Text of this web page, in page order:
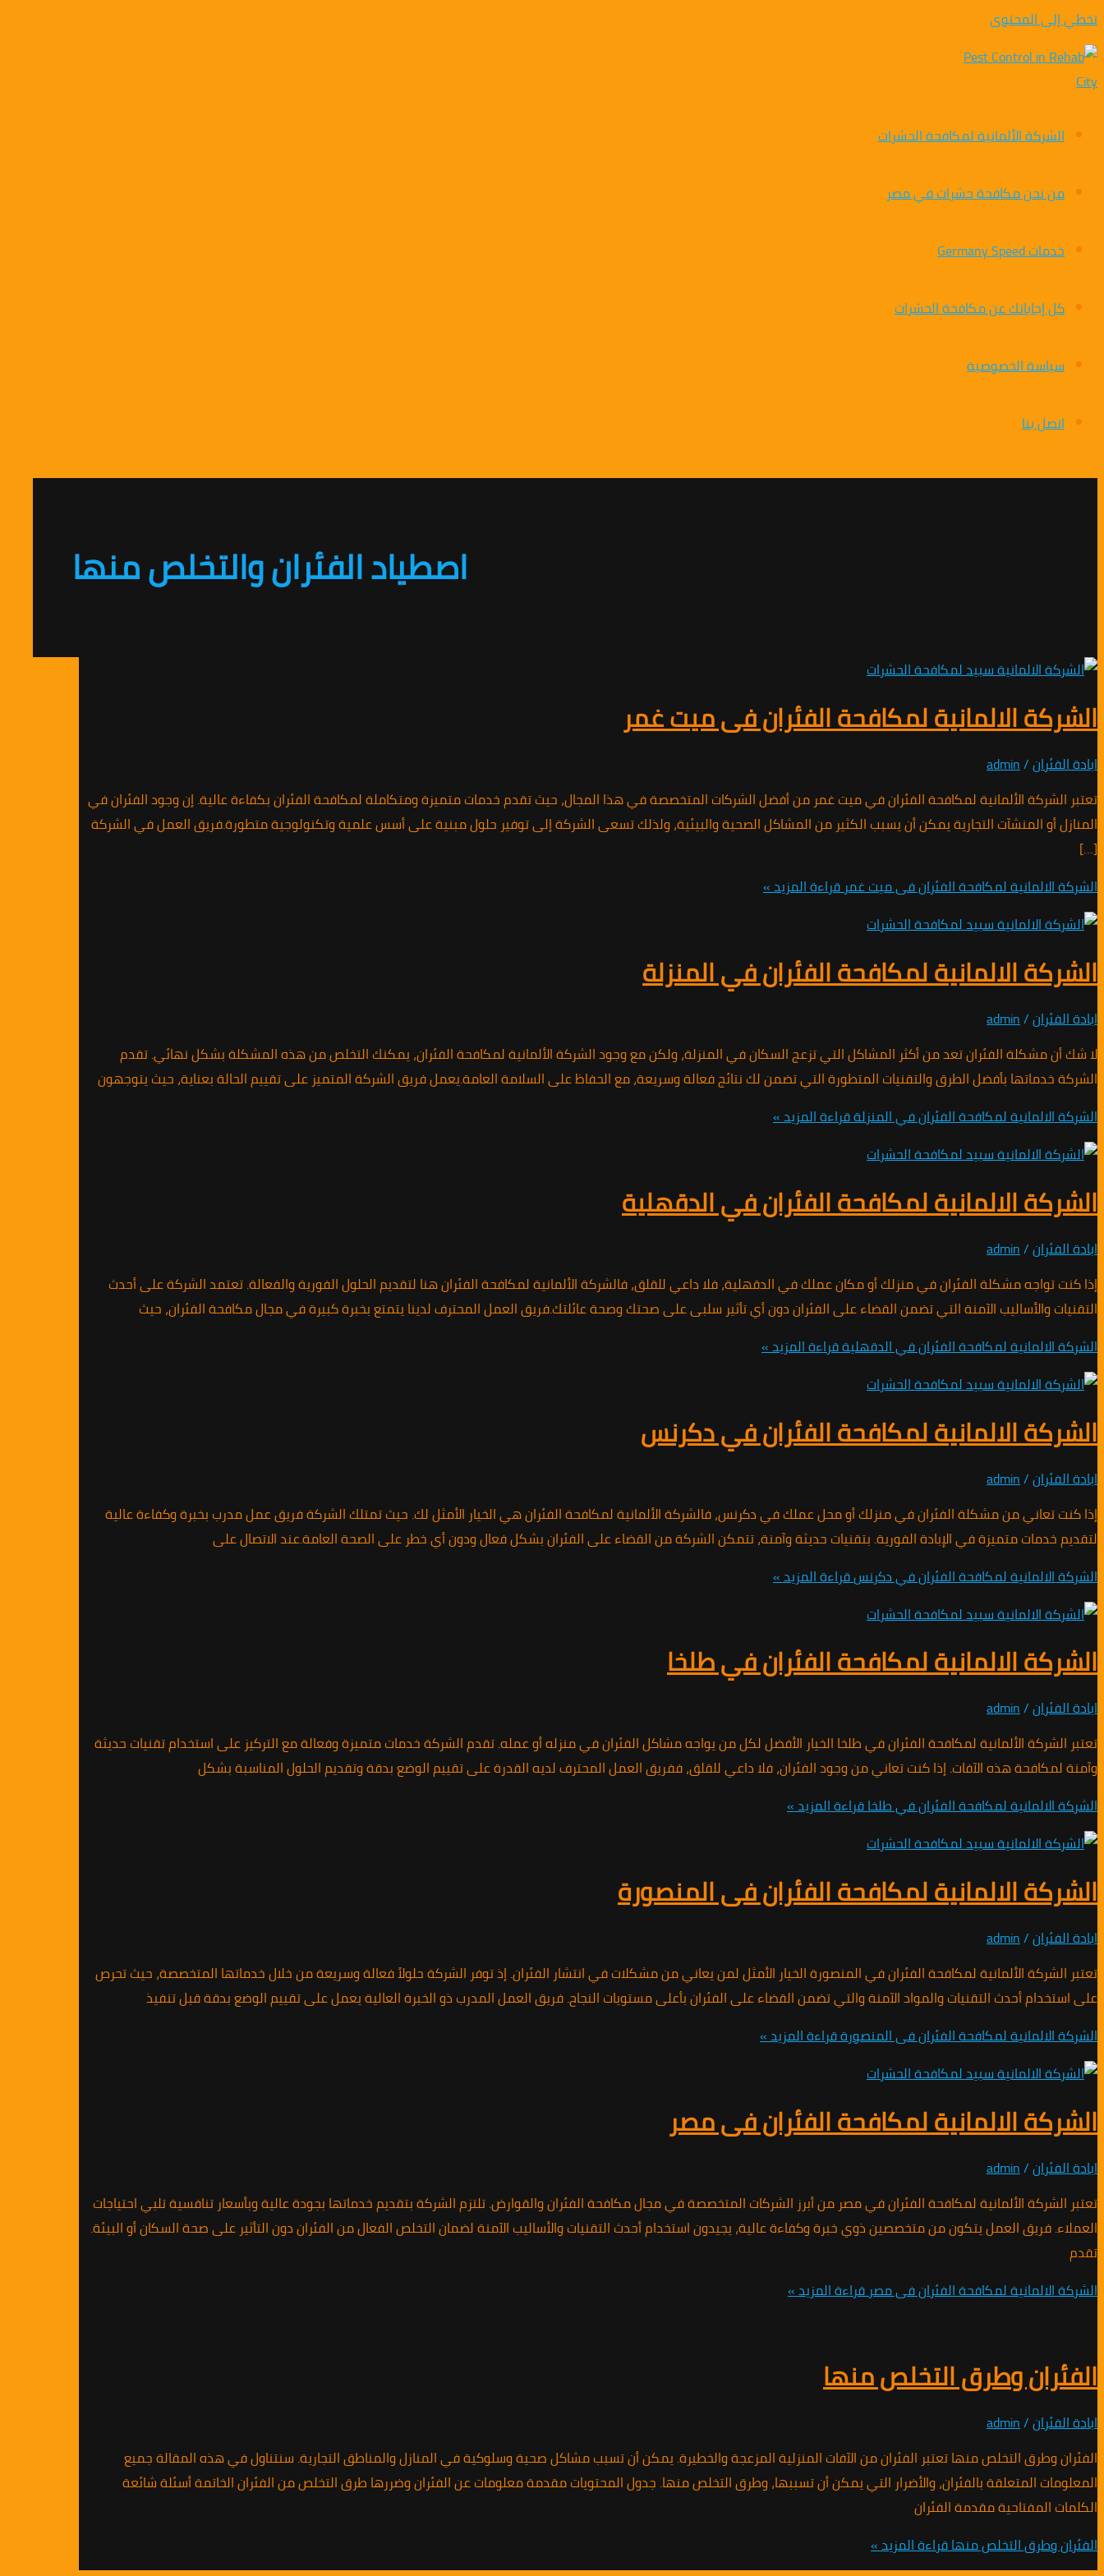
تخطي إلى المحتوى
الشركة الألمانية لمكافحة الحشرات
من نحن مكافحة حشرات في مصر
خدمات Germany Speed
كل إجاباتك عن مكافحة الحشرات
سياسة الخصوصية
اتصل بنا
اصطياد الفئران والتخلص منها
الشركة الالمانية لمكافحة الفئران فى ميت غمر
ابادة الفئران/
admin
تعتبر الشركة الألمانية لمكافحة الفئران في ميت غمر من أفضل الشركات المتخصصة في هذا المجال، حيث تقدم خدمات متميزة ومتكاملة لمكافحة الفئران بكفاءة عالية. إن وجود الفئران في
المنازل أو المنشآت التجارية يمكن أن يسبب الكثير من المشاكل الصحية والبيئية، ولذلك تسعى الشركة إلى توفير حلول مبنية على أسس علمية وتكنولوجية متطورة.فريق العمل في الشركة
[…]
الشركة الالمانية لمكافحة الفئران فى ميت غمرقراءة المزيد »
الشركة الالمانية لمكافحة الفئران في المنزلة
ابادة الفئران/
admin
لا شك أن مشكلة الفئران تعد من أكثر المشاكل التي تزعج السكان في المنزلة، ولكن مع وجود الشركة الألمانية لمكافحة الفئران، يمكنك التخلص من هذه المشكلة بشكل نهائي. تقدم
الشركة خدماتها بأفضل الطرق والتقنيات المتطورة التي تضمن لك نتائج فعالة وسريعة، مع الحفاظ على السلامة العامة.يعمل فريق الشركة المتميز على تقييم الحالة بعناية، حيث يتوجهون
الشركة الالمانية لمكافحة الفئران في المنزلةقراءة المزيد »
الشركة الالمانية لمكافحة الفئران في الدقهلية
ابادة الفئران/
admin
إذا كنت تواجه مشكلة الفئران في منزلك أو مكان عملك في الدقهلية، فلا داعي للقلق، فالشركة الألمانية لمكافحة الفئران هنا لتقديم الحلول الفورية والفعالة. تعتمد الشركة على أحدث
التقنيات والأساليب الآمنة التي تضمن القضاء على الفئران دون أي تأثير سلبى على صحتك وصحة عائلتك.فريق العمل المحترف لدينا يتمتع بخبرة كبيرة في مجال مكافحة الفئران، حيث
الشركة الالمانية لمكافحة الفئران في الدقهليةقراءة المزيد »
الشركة الالمانية لمكافحة الفئران في دكرنس
ابادة الفئران/
admin
إذا كنت تعاني من مشكلة الفئران في منزلك أو محل عملك في دكرنس، فالشركة الألمانية لمكافحة الفئران هي الخيار الأمثل لك. حيث تمتلك الشركة فريق عمل مدرب بخبرة وكفاءة عالية
لتقديم خدمات متميزة في الإبادة الفورية. بتقنيات حديثة وآمنة، تتمكن الشركة من القضاء على الفئران بشكل فعال ودون أي خطر على الصحة العامة.عند الاتصال على
الشركة الالمانية لمكافحة الفئران في دكرنسقراءة المزيد »
الشركة الالمانية لمكافحة الفئران في طلخا
ابادة الفئران/
admin
تعتبر الشركة الألمانية لمكافحة الفئران في طلخا الخيار الأفضل لكل من يواجه مشاكل الفئران في منزله أو عمله. تقدم الشركة خدمات متميزة وفعالة مع التركيز على استخدام تقنيات حديثة
وآمنة لمكافحة هذه الآفات. إذا كنت تعاني من وجود الفئران، فلا داعي للقلق، ففريق العمل المحترف لديه القدرة على تقييم الوضع بدقة وتقديم الحلول المناسبة بشكل
الشركة الالمانية لمكافحة الفئران في طلخاقراءة المزيد »
الشركة الالمانية لمكافحة الفئران فى المنصورة
ابادة الفئران/
admin
تعتبر الشركة الألمانية لمكافحة الفئران في المنصورة الخيار الأمثل لمن يعاني من مشكلات في انتشار الفئران. إذ توفر الشركة حلولاً فعالة وسريعة من خلال خدماتها المتخصصة، حيث تحرص
على استخدام أحدث التقنيات والمواد الآمنة والتي تضمن القضاء على الفئران بأعلى مستويات النجاح. فريق العمل المدرب ذو الخبرة العالية يعمل على تقييم الوضع بدقة قبل تنفيذ
الشركة الالمانية لمكافحة الفئران فى المنصورةقراءة المزيد »
الشركة الالمانية لمكافحة الفئران فى مصر
ابادة الفئران/
admin
تعتبر الشركة الألمانية لمكافحة الفئران في مصر من أبرز الشركات المتخصصة في مجال مكافحة الفئران والقوارض. تلتزم الشركة بتقديم خدماتها بجودة عالية وبأسعار تنافسية تلبي احتياجات
العملاء. فريق العمل يتكون من متخصصين ذوي خبرة وكفاءة عالية، يجيدون استخدام أحدث التقنيات والأساليب الآمنة لضمان التخلص الفعال من الفئران دون التأثير على صحة السكان أو البيئة.
تقدم
الشركة الالمانية لمكافحة الفئران فى مصرقراءة المزيد »
الفئران وطرق التخلص منها
ابادة الفئران/
admin
الفئران وطرق التخلص منها تعتبر الفئران من الآفات المنزلية المزعجة والخطيرة. يمكن أن تسبب مشاكل صحية وسلوكية في المنازل والمناطق التجارية. سنتناول في هذه المقالة جميع
المعلومات المتعلقة بالفئران، والأضرار التي يمكن أن تسببها، وطرق التخلص منها. جدول المحتويات مقدمة معلومات عن الفئران وضررها طرق التخلص من الفئران الخاتمة أسئلة شائعة
الكلمات المفتاحية مقدمة الفئران
الفئران وطرق التخلص منهاقراءة المزيد »